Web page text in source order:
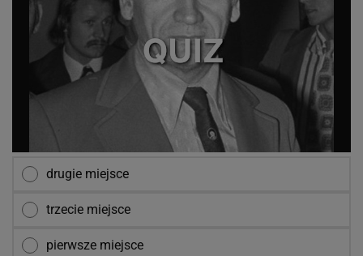
drugie miejsce
trzecie miejsce
pierwsze miejsce